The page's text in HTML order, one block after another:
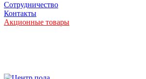
Сотрудничество
Контакты
Акционные товары